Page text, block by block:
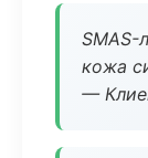
SMAS-
кожа
—